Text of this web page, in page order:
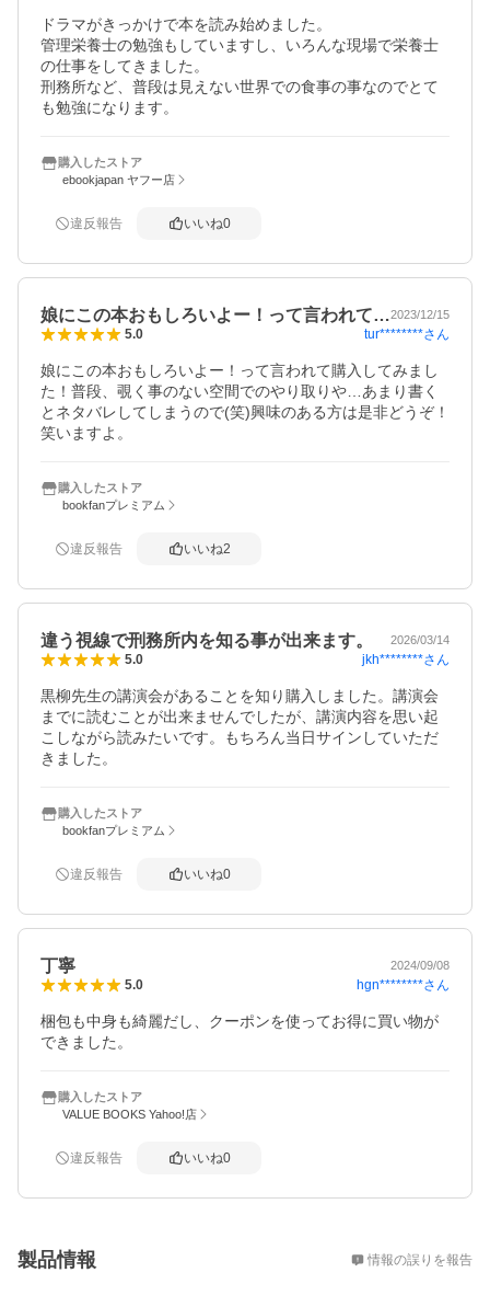
ドラマがきっかけで本を読み始めました。
管理栄養士の勉強もしていますし、いろんな現場で栄養士
の仕事をしてきました。
刑務所など、普段は見えない世界での食事の事なのでとて
も勉強になります。
購入したストア
ebookjapan ヤフー店
違反報告 いいね0
娘にこの本おもしろいよー！って言われて…2023/12/15
5.0 tur********さん
娘にこの本おもしろいよー！って言われて購入してみまし
た！普段、覗く事のない空間でのやり取りや…あまり書く
とネタバレしてしまうので(笑)興味のある方は是非どうぞ！
笑いますよ。
購入したストア
bookfanプレミアム
違反報告 いいね2
違う視線で刑務所内を知る事が出来ます。 2026/03/14
5.0 jkh********さん
黒柳先生の講演会があることを知り購入しました。講演会
までに読むことが出来ませんでしたが、講演内容を思い起
こしながら読みたいです。もちろん当日サインしていただ
きました。
購入したストア
bookfanプレミアム
違反報告 いいね0
丁寧 2024/09/08
5.0 hgn********さん
梱包も中身も綺麗だし、クーポンを使ってお得に買い物が
できました。
購入したストア
VALUE BOOKS Yahoo!店
違反報告 いいね0
製品情報 情報の誤りを報告